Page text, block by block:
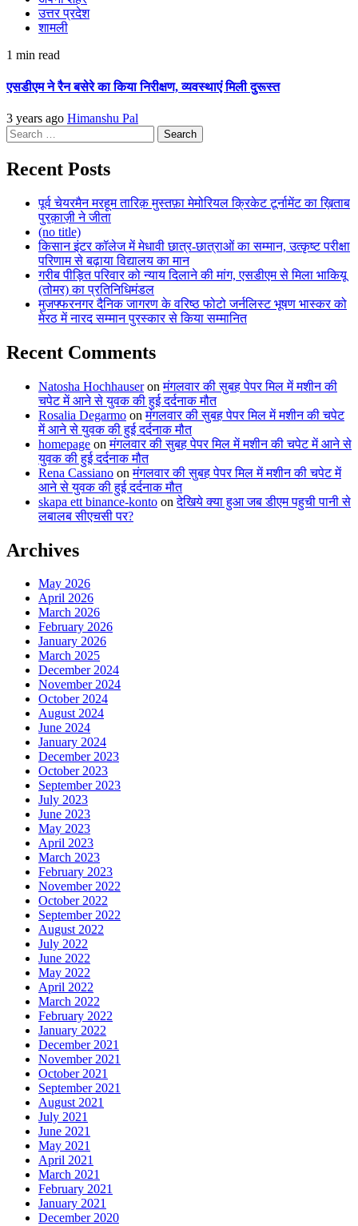
उत्तर प्रदेश
शामली
1 min read
एसडीएम ने रैन बसेरे का किया निरीक्षण, व्यवस्थाएं मिली दुरूस्त
3 years ago Himanshu Pal
Search
for:
Recent Posts
पूर्व चेयरमैन मरहूम तारिक़ मुस्तफ़ा मेमोरियल क्रिकेट टूर्नामेंट का ख़िताब
पुरक़ाज़ी ने जीता
(no title)
किसान इंटर कॉलेज में मेधावी छात्र-छात्राओं का सम्मान, उत्कृष्ट परीक्षा
परिणाम से बढ़ाया विद्यालय का मान
गरीब पीड़ित परिवार को न्याय दिलाने की मांग, एसडीएम से मिला भाकियू
(तोमर) का प्रतिनिधिमंडल
मुजफ्फरनगर दैनिक जागरण के वरिष्ठ फोटो जर्नलिस्ट भूषण भास्कर को
मेरठ में नारद सम्मान पुरस्कार से किया सम्मानित
Recent Comments
Natosha Hochhauseronमंगलवार की सुबह पेपर मिल में मशीन की
चपेट में आने से युवक की हुई दर्दनाक मौत
Rosalia Degarmo onमंगलवार की सुबह पेपर मिल में मशीन की चपेट
में आने से युवक की हुई दर्दनाक मौत
homepage onमंगलवार की सुबह पेपर मिल में मशीन की चपेट में आने से
युवक की हुई दर्दनाक मौत
Rena Cassiano onमंगलवार की सुबह पेपर मिल में मशीन की चपेट में
आने से युवक की हुई दर्दनाक मौत
skapa ett binance-konto onदेखिये क्या हुआ जब डीएम पहुची पानी से
लबालब सीएचसी पर?
Archives
May 2026
April 2026
March 2026
February 2026
January 2026
March 2025
December 2024
November 2024
October 2024
August 2024
June 2024
January 2024
December 2023
October 2023
September 2023
July 2023
June 2023
May 2023
April 2023
March 2023
February 2023
November 2022
October 2022
September 2022
August 2022
July 2022
June 2022
May 2022
April 2022
March 2022
February 2022
January 2022
December 2021
November 2021
October 2021
September 2021
August 2021
July 2021
June 2021
May 2021
April 2021
March 2021
February 2021
January 2021
December 2020